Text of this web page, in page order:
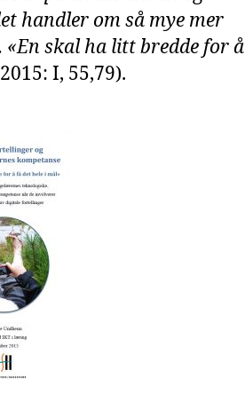
handler om så mye mer
«En skal ha litt bredde for å
I, 55,79).